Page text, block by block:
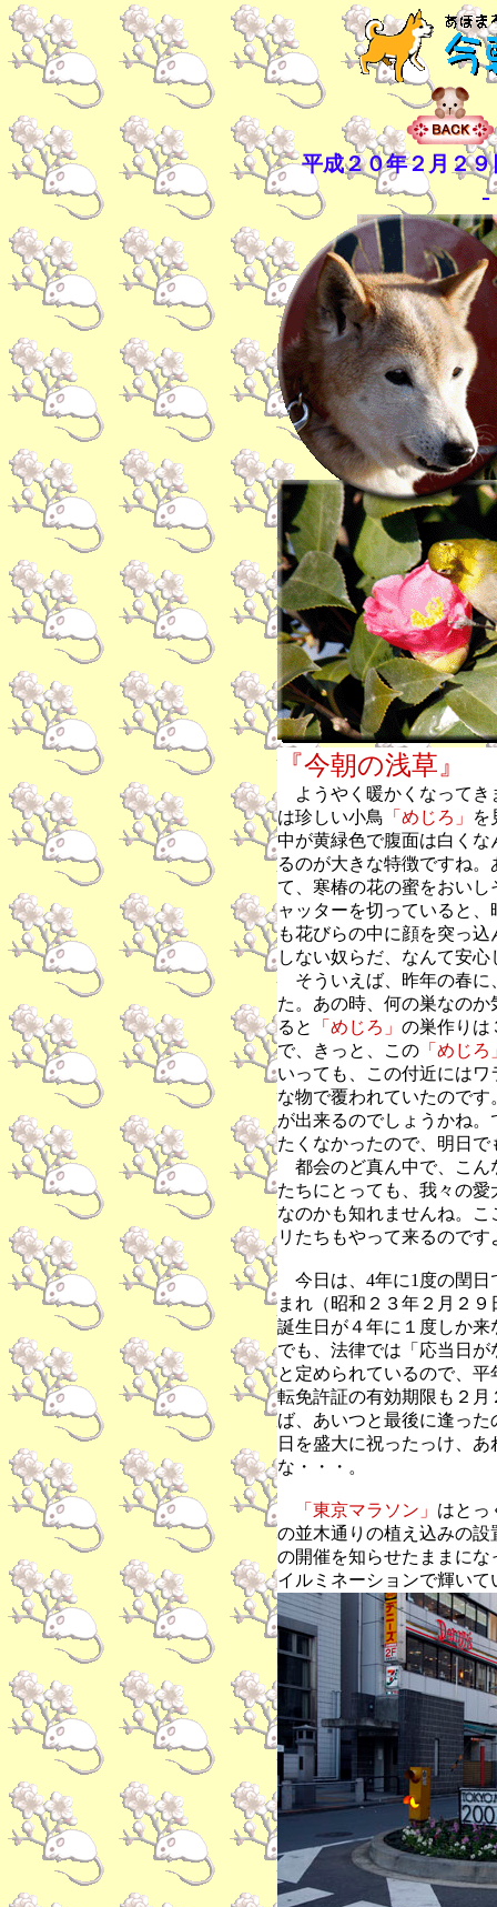
平成２０年２月２９
『今朝の浅草』
ようやく暖かくなってき
は珍しい小鳥 「めじろ」
を
中が黄緑色で腹面は白く
るのが大きな特徴ですね
て、寒椿の花の蜜をおい
ャッターを切っていると
も花びらの中に顔を突っ
しない奴らだ、なんて安
そういえば、昨年の春に
た。あの時、何の巣なの
ると
「めじろ」 の巣作りは
で、きっと、この「めじろ
いっても、この付近には
な物で覆われていたので
が出来るのでしょうかね
たくなかったので、明日
都会のど真ん中で、こん
たちにとっても、我々の
なのかも知れませんね。
リたちもやって来るのです
今日は、4年に1度の閏日
まれ（昭和２３年２月２
誕生日が４年に１度しか
でも、法律では「応当日
と定められているので、
転免許証の有効期限も２
ば、あいつと最後に逢っ
日を盛大に祝ったっけ、
な・・・。
「東京マラソン」 はとっ
の並木通りの植え込みの設
の開催を知らせたままに
イルミネーションで輝いて